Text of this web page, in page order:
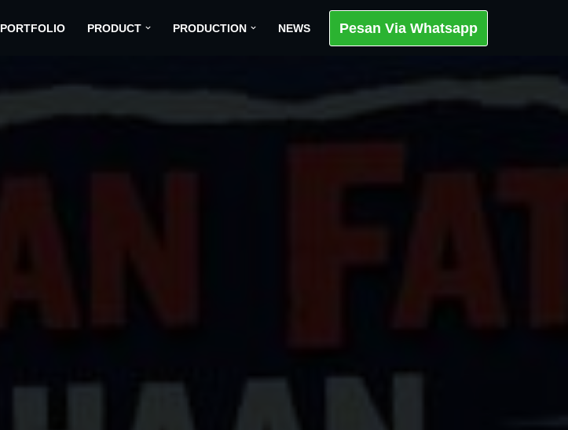
PORTFOLIO PRODUCT PRODUCTION NEWS Pesan Via Whatsapp